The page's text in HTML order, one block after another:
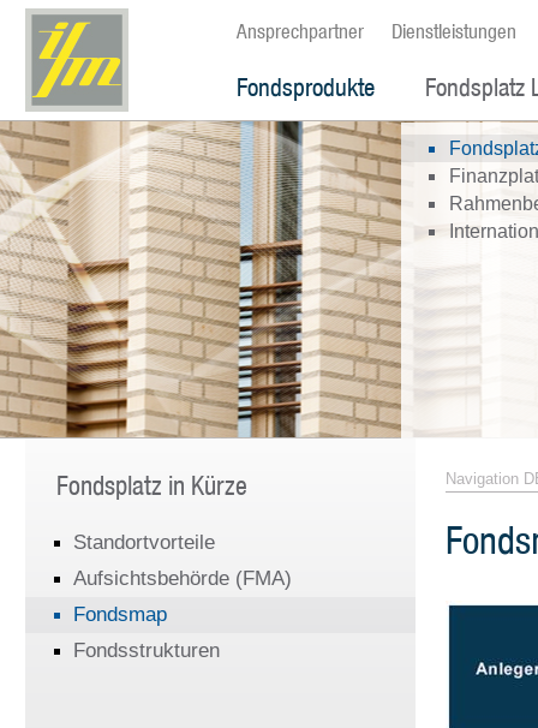
Ansprechpartner Dienstleistungen
Fondsprodukte Fondsplatz
Fondsplatz in Kürze
Standortvorteile
Aufsichtsbehörde (FMA)
Fondsmap
Fondsstrukturen
Navigation